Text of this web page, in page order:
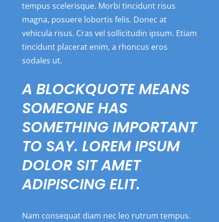
tempus scelerisque. Morbi tincidunt risus
magna, posuere lobortis felis. Donec at
vehicula risus. Cras vel sollicitudin ipsum. Etiam
tincidunt placerat enim, a rhoncus eros
sodales ut.
A BLOCKQUOTE MEANS
SOMEONE HAS
SOMETHING IMPORTANT
TO SAY. LOREM IPSUM
DOLOR SIT AMET
ADIPISCING ELIT.
Nam consequat diam nec leo rutrum tempus.